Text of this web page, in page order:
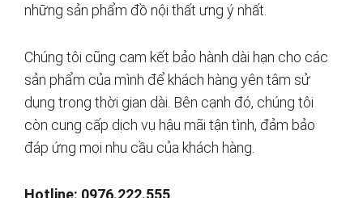
những sản phẩm đồ nội thất ưng ý nhất.
Chúng tôi cũng cam kết bảo hành dài hạn cho các
sản phẩm của mình để khách hàng yên tâm sử
dụng trong thời gian dài. Bên cạnh đó, chúng tôi
còn cung cấp dịch vụ hậu mãi tận tình, đảm bảo
đáp ứng mọi nhu cầu của khách hàng.
Hotline: 0976.222.555